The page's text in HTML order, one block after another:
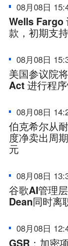
08月08日
Wells Fargo
款，初期支
08月08日
美国参议院
Act 进行程
08月08日
伯克希尔从
度净卖出周
元
08月08日
谷歌AI管理
Dean同时离
08月08日
GSR：加密